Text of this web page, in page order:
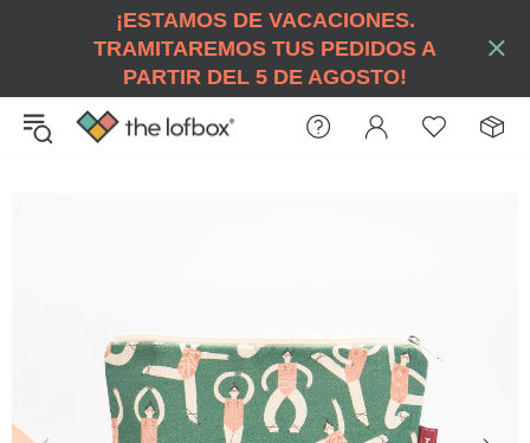
¡ESTAMOS DE VACACIONES.
TRAMITAREMOS TUS PEDIDOS A
PARTIR DEL 5 DE AGOSTO!